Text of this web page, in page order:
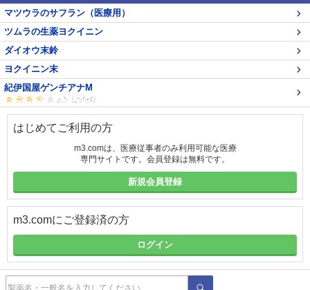
マツウラのサフラン（医療用）
ツムラの生薬ヨクイニン
ダイオウ末鈴
ヨクイニン末
紀伊国屋ゲンチアナM
はじめてご利用の方
m3.comは、医療従事者のみ利用可能な医療
専門サイトです。会員登録は無料です。
新規会員登録
m3.comにご登録済の方
ログイン